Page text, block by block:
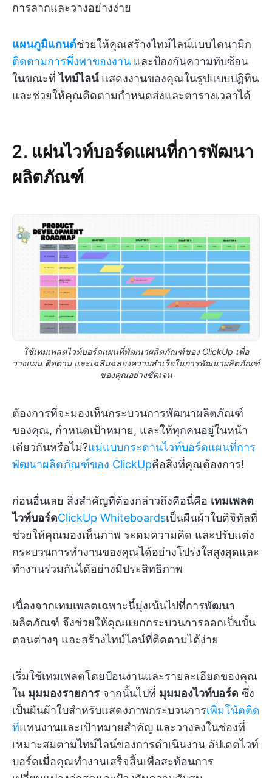
การลากและวางอย่างง่าย
แผนภูมิแกนต์ช่วยให้คุณสร้างไทม์ไลน์แบบไดนามิก
ติดตามการพึ่งพาของงาน และป้องกันความทับซ้อน
ในขณะที่ไทม์ไลน์แสดงงานของคุณในรูปแบบปฏิทิน
และช่วยให้คุณติดตามกำหนดส่งและตารางเวลาได้
2. แผ่นไวท์บอร์ดแผนที่การพัฒนา
ผลิตภัณฑ์
ใช้เทมเพลตไวท์บอร์ดแผนที่พัฒนาผลิตภัณฑ์ของ ClickUp เพื่อ
วางแผน ติดตาม และเฉลิมฉลองความสำเร็จในการพัฒนาผลิตภัณฑ์
ของคุณอย่างชัดเจน
ต้องการที่จะมองเห็นกระบวนการพัฒนาผลิตภัณฑ์
ของคุณ, กำหนดเป้าหมาย, และให้ทุกคนอยู่ในหน้า
เดียวกันหรือไม่?แม่แบบกระดานไวท์บอร์ดแผนที่การ
พัฒนาผลิตภัณฑ์ของ ClickUpคือสิ่งที่คุณต้องการ!
ก่อนอื่นเลย สิ่งสำคัญที่ต้องกล่าวถึงคือนี่คือ เทมเพลต
ไวท์บอร์ดClickUp Whiteboardsเป็นผืนผ้าใบดิจิทัลที่
ช่วยให้คุณมองเห็นภาพ ระดมความคิด และปรับแต่ง
กระบวนการทำงานของคุณได้อย่างโปร่งใสสูงสุดและ
ทำงานร่วมกันได้อย่างมีประสิทธิภาพ
เนื่องจากเทมเพลตเฉพาะนี้มุ่งเน้นไปที่การพัฒนา
ผลิตภัณฑ์ จึงช่วยให้คุณแยกกระบวนการออกเป็นขั้น
ตอนต่างๆ และสร้างไทม์ไลน์ที่ติดตามได้ง่าย
เริ่มใช้เทมเพลตโดยป้อนงานและรายละเอียดของคุณ
ใน มุมมองรายการ จากนั้นไปที่ มุมมองไวท์บอร์ด ซึ่ง
เป็นผืนผ้าใบสำหรับแสดงภาพกระบวนการเพิ่มโน้ตติด
ที่แทนงานและเป้าหมายสำคัญ และวางลงในช่องที่
เหมาะสมตามไทม์ไลน์ของการดำเนินงาน อัปเดตไวท์
บอร์ดเมื่อคุณทำงานเสร็จสิ้นเพื่อสะท้อนการ